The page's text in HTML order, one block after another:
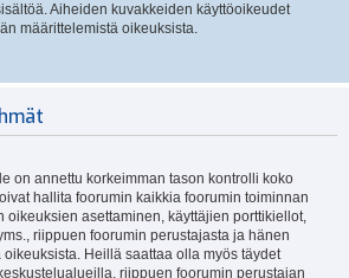
Aiheiden kuvakkeiden käyttöoikeudet
määrittelemistä oikeuksista.
on annettu korkeimman tason kontrolli koko
hallita foorumin kaikkia foorumin toiminnan
oikeuksien asettaminen, käyttäjien porttikiellot,
riippuen foorumin perustajasta ja hänen
Heillä saattaa olla myös täydet
riippuen foorumin perustajan